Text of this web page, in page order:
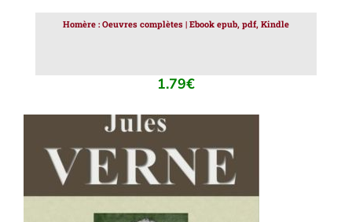
Homère : Oeuvres complètes | Ebook epub, pdf, Kindle
1.79€